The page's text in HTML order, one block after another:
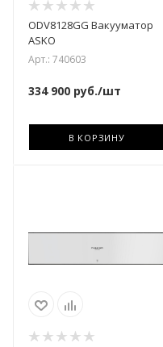
ODV8128GG Вакууматор
ASKO
Арт.: 740603
334 900 руб./шт
В КОРЗИНУ